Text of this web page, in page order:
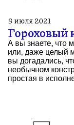
9 июля 2021
Гороховый
А вы знаете, что
или, даже целый
вы догадались,
необычном
простая в